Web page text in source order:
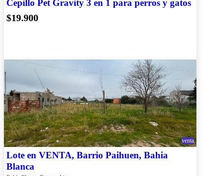
Cepillo Pet Gravity 3 en 1 para perros y gatos
$19.900
venta
Lote en VENTA, Barrio Paihuen, Bahia
Blanca